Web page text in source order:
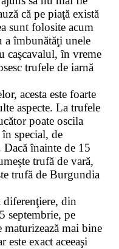
că pe piaţă există
sunt folosite acum
a îmbunătăţi unele
caşcavalul, în vreme
trufele de iarnă
acesta este foarte
aspecte. La trufele
poate oscila
special, de
înainte de 15
trufă de vară,
trufă de Burgundia
diferenţiere, din
septembrie, pe
maturizează mai bine
exact aceeaşi